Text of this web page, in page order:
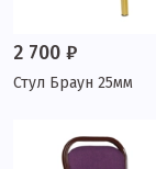
2 700 ₽
Стул Браун 25мм